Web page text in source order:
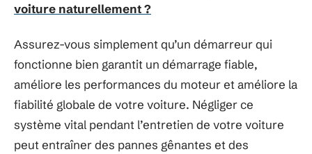
voiture naturellement ?
Assurez-vous simplement qu’un démarreur qui
fonctionne bien garantit un démarrage fiable,
améliore les performances du moteur et améliore la
fiabilité globale de votre voiture. Négliger ce
système vital pendant l’entretien de votre voiture
peut entraîner des pannes gênantes et des